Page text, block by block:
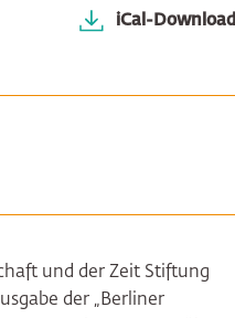
iCal-Download
und der Zeit Stiftung
der „Berliner